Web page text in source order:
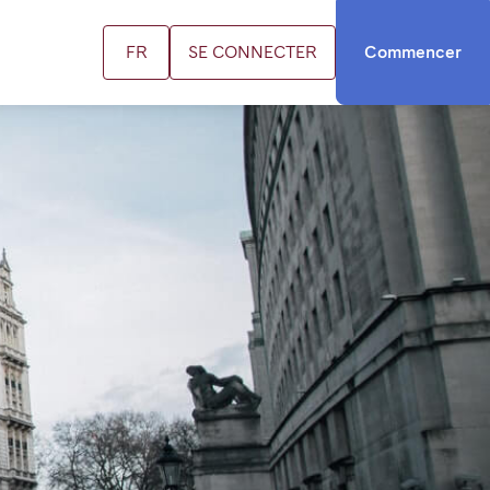
contacter
FR
FR SE CONNECTER Commencer